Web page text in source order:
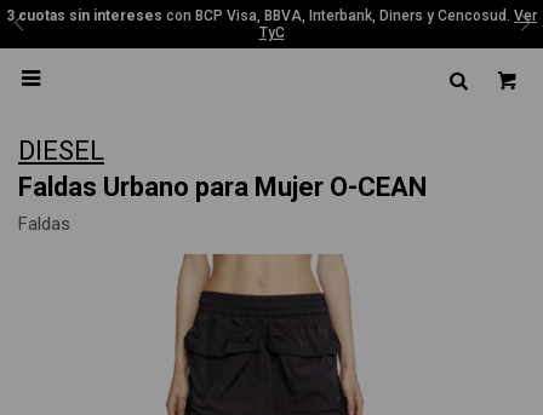
3 cuotas sin intereses con BCP Visa, BBVA, Interbank, Diners y Cencosud. Ver
TyC

DIESEL
Faldas Urbano para Mujer O-CEAN
Faldas